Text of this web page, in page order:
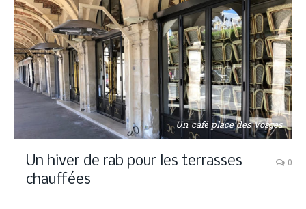
Un café place des Vosges
Un hiver de rab pour les terrasses
chauffées
0